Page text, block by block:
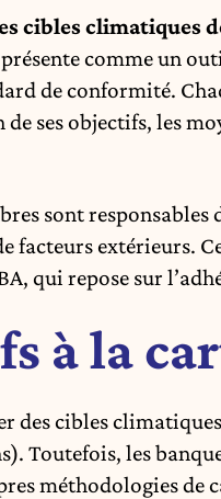
cibles climatiques
comme un
de conformité.
ses objectifs, les
sont
facteurs extérieurs.
qui repose sur
à la
des cibles
Toutefois, les
méthodologies de